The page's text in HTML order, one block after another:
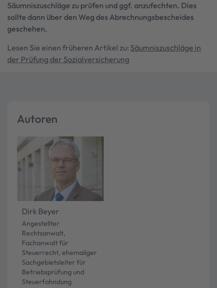
Säumniszuschläge zu prüfen und ggf. anzufechten. Dies
sollte dann über den Weg des Abrechnungsbescheides
geschehen.
Lesen Sie einen früheren Artikel zu: Säumniszuschläge in
der Prüfung der Sozialversicherung
Autoren
Dirk Beyer
Angestellter
Rechtsanwalt,
Fachanwalt für
Steuerrecht, ehemaliger
Sachgebietsleiter für
Betriebsprüfung und
Steuerfahndung